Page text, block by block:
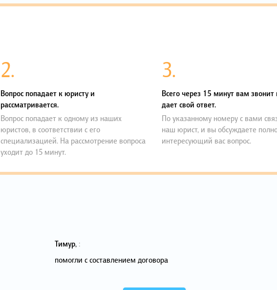
2.
Вопрос попадает к юристу и
рассматривается.
Вопрос попадает к одному из наших
юристов, в соответствии с его
специализацией. На рассмотрение вопроса
уходит до 15 минут.
3.
Всего через 15 минут вам
дает свой ответ.
По указанному номеру с вами
наш юрист, и вы обсуждаете
интересующий вас вопрос.
Тимур, :
помогли с составлением договора